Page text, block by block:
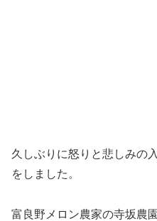
久しぶりに怒りと悲しみの
をしました。
富良野メロン農家の寺坂農